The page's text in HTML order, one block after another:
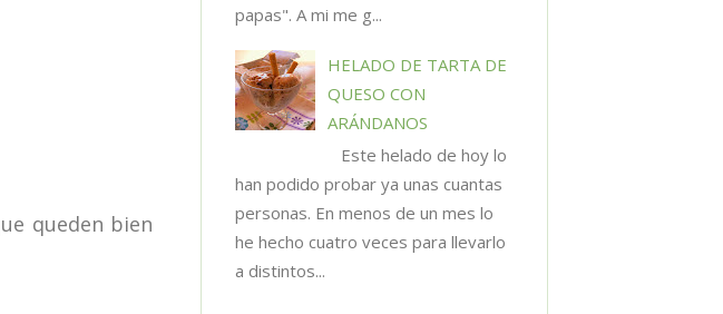
queden bien
papas". A mi me g...
HELADO DE TARTA DE
QUESO CON
ARÁNDANOS
Este helado de hoy lo
han podido probar ya unas cuantas
personas. En menos de un mes lo
he hecho cuatro veces para llevarlo
a distintos...